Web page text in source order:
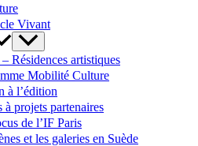
Vivant
Résidences artistiques
Mobilité Culture
à l’édition
à projets partenaires
de l’IF Paris
et les galeries en Suède